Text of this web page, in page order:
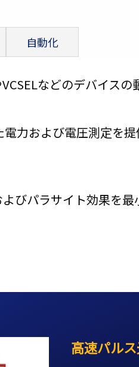
自動化
などのデバイス
力および電圧測定を
びパラサイト効果を最
高速パル